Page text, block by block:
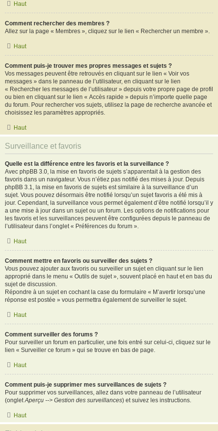
Haut
Comment rechercher des membres ?
Allez sur la page « Membres », cliquez sur le lien « Rechercher un membre ».
Haut
Comment puis-je trouver mes propres messages et sujets ?
Vos messages peuvent être retrouvés en cliquant sur le lien « Voir vos
messages » dans le panneau de l’utilisateur, en cliquant sur le lien
« Rechercher les messages de l’utilisateur » depuis votre propre page de profil
ou bien en cliquant sur le lien « Accès rapide » depuis n’importe quelle page
du forum. Pour rechercher vos sujets, utilisez la page de recherche avancée et
choisissez les paramètres appropriés.
Haut
Surveillance et favoris
Quelle est la différence entre les favoris et la surveillance ?
Avec phpBB 3.0, la mise en favoris de sujets s’apparentait à la gestion des
favoris dans un navigateur. Vous n’étiez pas notifié des mises à jour. Depuis
phpBB 3.1, la mise en favoris de sujets est similaire à la surveillance d’un
sujet. Vous pouvez désormais être notifié lorsqu’un sujet favoris a été mis à
jour. Cependant, la surveillance vous permet également d’être notifié lorsqu’il y
a une mise à jour dans un sujet ou un forum. Les options de notifications pour
les favoris et les surveillances peuvent être configurées depuis le panneau de
l’utilisateur dans l’onglet « Préférences du forum ».
Haut
Comment mettre en favoris ou surveiller des sujets ?
Vous pouvez ajouter aux favoris ou surveiller un sujet en cliquant sur le lien
approprié dans le menu « Outils de sujet », souvent placé en haut et en bas du
sujet de discussion.
Répondre à un sujet en cochant la case du formulaire « M’avertir lorsqu’une
réponse est postée » vous permettra également de surveiller le sujet.
Haut
Comment surveiller des forums ?
Pour surveiller un forum en particulier, une fois entré sur celui-ci, cliquez sur le
lien « Surveiller ce forum » qui se trouve en bas de page.
Haut
Comment puis-je supprimer mes surveillances de sujets ?
Pour supprimer vos surveillances, allez dans votre panneau de l’utilisateur
(ongletAperçu --> Gestion des surveillances) et suivez les instructions.
Haut